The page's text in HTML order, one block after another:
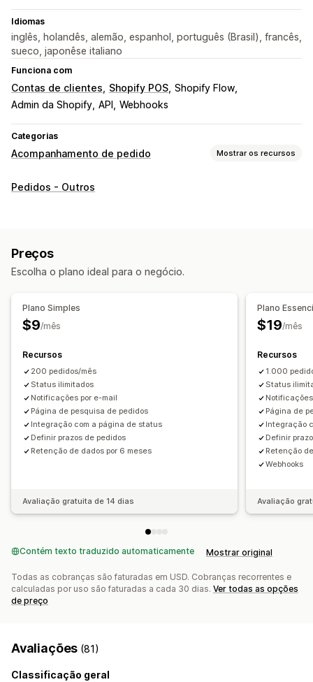
Idiomas
inglês, holandês, alemão, espanhol, português (Brasil), francês,
sueco, japonêse italiano
Funciona com
Contas de clientes Shopify POS Shopify Flow
Admin da Shopify API Webhooks
Categorias
Acompanhamento de pedido Mostrar os recursos
Acompanhamento
Notificações
E-mail
Notificações em tempo real
Pedidos - Outros
Preços
Escolha o plano ideal para o negócio.
Plano Simples
$9/mês
Recursos
200 pedidos/mês
Status ilimitados
Notificações por e-mail
Página de pesquisa de pedidos
Integração com a página de status
Definir prazos de pedidos
Retenção de dados por 6 meses
Avaliação gratuita de 14 dias
Plano
$19/mês
Recursos
1.000
Status
Página de
Integração
Definir
Retenção
Webhooks
Avaliação
Contém texto traduzido automaticamente Mostrar original
Todas as cobranças são faturadas em USD. Cobranças recorrentes e
calculadas por uso são faturadas a cada 30 dias. Ver todas as opções
de preço
Avaliações (81)
Classificação geral